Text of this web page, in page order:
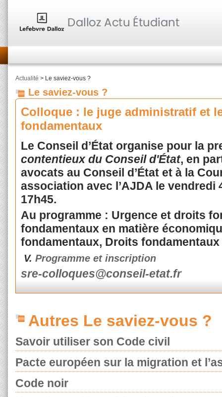
Actualité > Le saviez-vous ?
Le saviez-vous ?
Colloque : le juge administratif et
fondamentaux
Le Conseil d’État organise pour la
contentieux du Conseil d'État, en
avocats au Conseil d’État et à la
association avec l’AJDA le vendredi
17h45.
Au programme : Urgence et droits
fondamentaux en matière
fondamentaux, Droits
V. Programme et inscription
sre-colloques@conseil-etat.fr
Autres Le saviez-vous ?
Savoir utiliser son Code civil
Pacte européen sur la migration et
Code noir